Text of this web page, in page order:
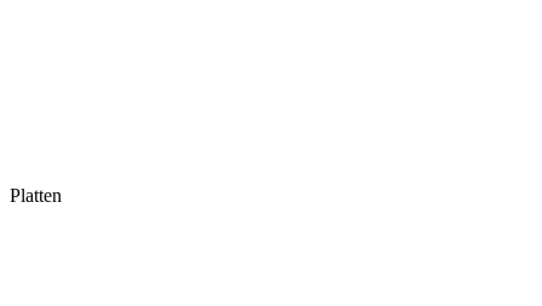
Platten